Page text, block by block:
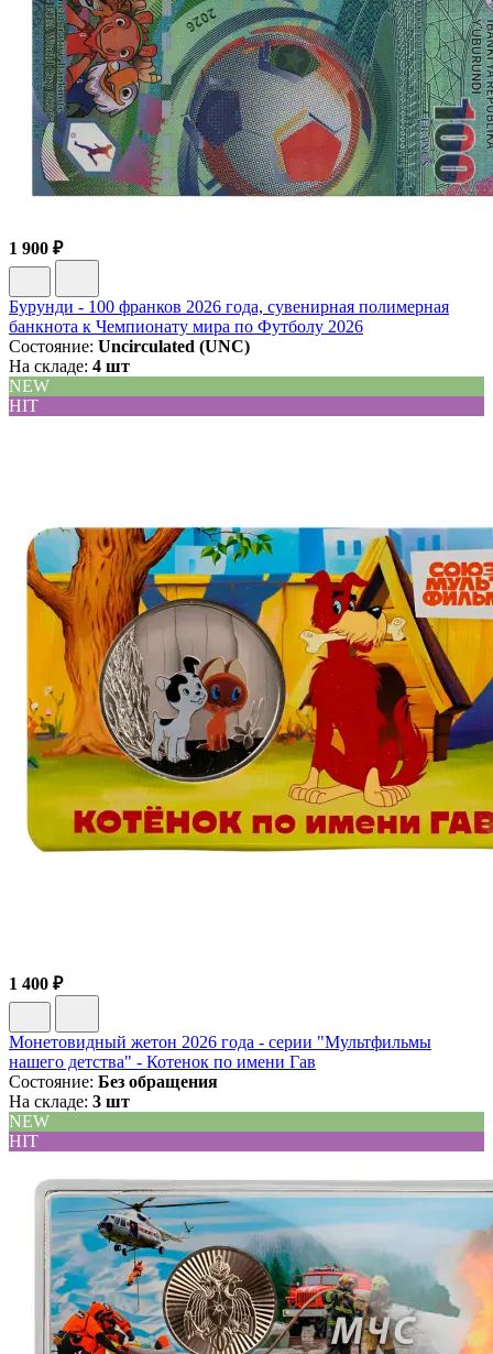
1 900 ₽
Бурунди - 100 франков 2026 года, сувенирная полимерная
банкнота к Чемпионату мира по Футболу 2026
Состояние: Uncirculated (UNC)
На складе: 4 шт
NEW
HIT
1 400 ₽
Монетовидный жетон 2026 года - серии "Мультфильмы
нашего детства" - Котенок по имени Гав
Состояние: Без обращения
На складе: 3 шт
NEW
HIT